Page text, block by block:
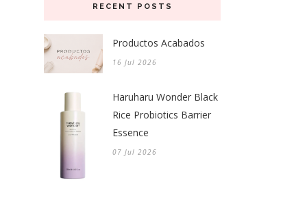
RECENT POSTS
Productos Acabados
16 Jul 2026
Haruharu Wonder Black
Rice Probiotics Barrier
Essence
07 Jul 2026